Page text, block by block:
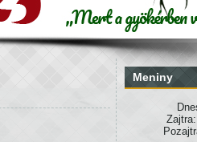
Meniny
Zajtra: